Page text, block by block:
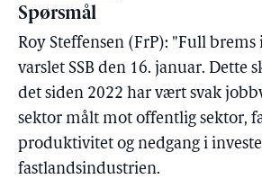
Spørsmål
Roy Steffensen (FrP): "Full
varslet SSB den 16. januar. Dette
det siden 2022 har vært svak
sektor målt mot offentlig sektor,
produktivitet og nedgang i
fastlandsindustrien.